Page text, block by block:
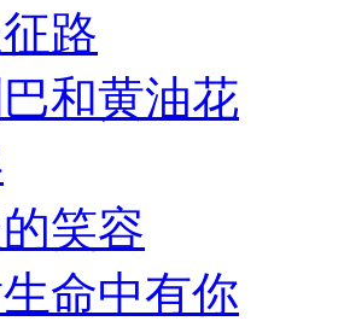
路
和黄油花
笑容
命中有你